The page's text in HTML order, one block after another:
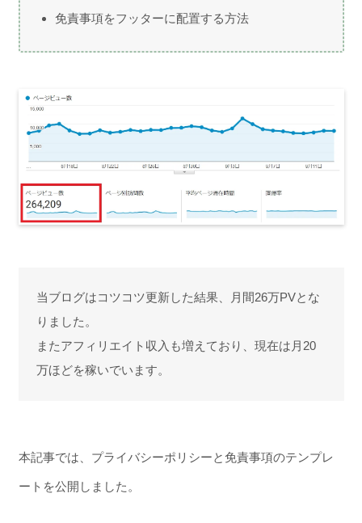
免責事項をフッターに配置する方法
当ブログはコツコツ更新した結果、月間26万PVとな
りました。
またアフィリエイト収入も増えており、現在は月20
万ほどを稼いでいます。
本記事では、プライバシーポリシーと免責事項のテンプレ
ートを公開しました。